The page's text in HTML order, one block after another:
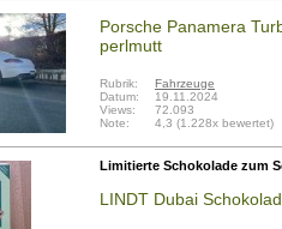
Porsche Panamera
perlmutt
Rubrik:
Fahrzeuge
Datum:
19.11.2024
Views:
72.093
Note:
4,3 (1.228x bewertet)
Limitierte Schokolade zum
LINDT Dubai